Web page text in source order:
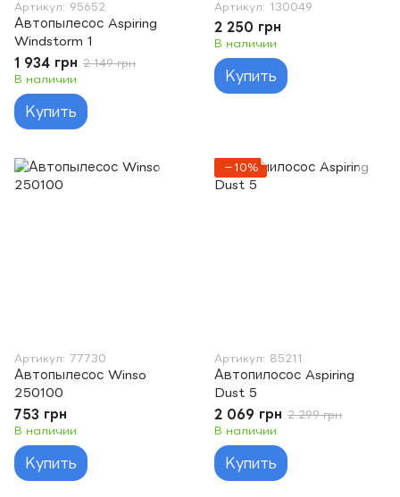
Артикул: 95652
Автопылесос Aspiring
Windstorm 1
1 934 грн 2 149 грн
В наличии
Купить
Артикул: 130049
2 250 грн
В наличии
Купить
Артикул: 77730
Автопылесос Winso
250100
753 грн
В наличии
Купить
−10%
Артикул: 85211
Автопилосос Aspiring
Dust 5
2 069 грн 2 299 грн
В наличии
Купить